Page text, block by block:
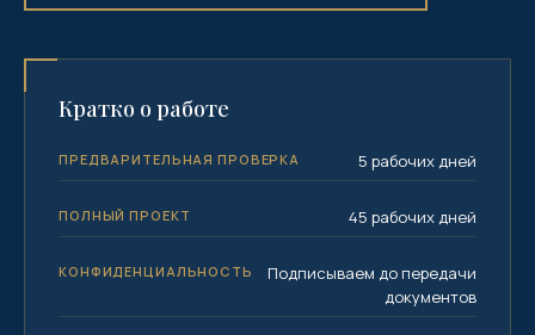
Кратко о работе
ПРЕДВАРИТЕЛЬНАЯ ПРОВЕРКА 5 рабочих дней
ПОЛНЫЙ ПРОЕКТ 45 рабочих дней
КОНФИДЕНЦИАЛЬНОСТЬ
Подписываем до передачи
документов